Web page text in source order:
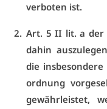
ver­bo­ten ist.
Art. 5 II lit. a der
da­hin
die
ord­nung
ge­währ­leis­tet,